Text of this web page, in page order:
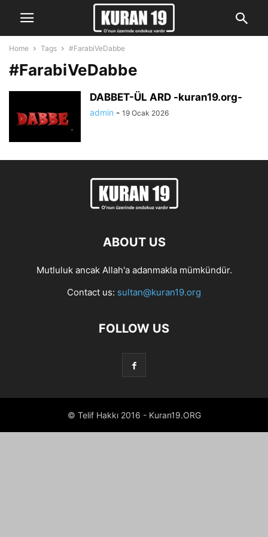
Home Tags #FarabiVeDabbe
#FarabiVeDabbe
DABBET-ÜL ARD -kuran19.org-
admin - 19 Ocak 2026
ABOUT US
Mutluluk ancak Allah'a adanmakla mümkündür.
Contact us: sultan@kuran19.org
FOLLOW US
© Telif Hakkı 2016 - Kuran19.ORG